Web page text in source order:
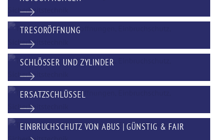
TRESORÖFFNUNG
SCHLÖSSER UND ZYLINDER
ERSATZSCHLÜSSEL
EINBRUCHSCHUTZ VON ABUS | GÜNSTIG & FAIR